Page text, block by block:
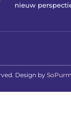
nieuw
Design by